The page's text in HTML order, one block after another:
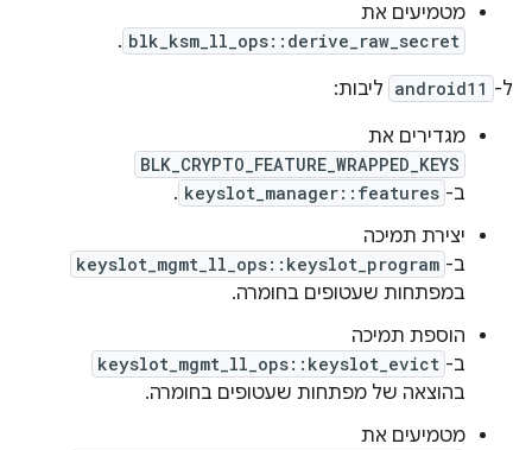
מטמיעים את
blk_ksm_ll_ops::derive_raw_secret
.
ל- android11 ליבות:
מגדירים את
BLK_CRYPTO_FEATURE_WRAPPED_KEYS
ב- keyslot_manager::features
.
יצירת תמיכה
ב- keyslot_mgmt_ll_ops::keyslot_program
במפתחות שעטופים בחומרה.
הוספת תמיכה
ב- keyslot_mgmt_ll_ops::keyslot_evict
בהוצאה של מפתחות שעטופים בחומרה.
מטמיעים את